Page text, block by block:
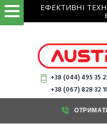
Skip
to
ЕФЕКТИВНІ
+38 (044) 495 35
+38 (067) 828 32